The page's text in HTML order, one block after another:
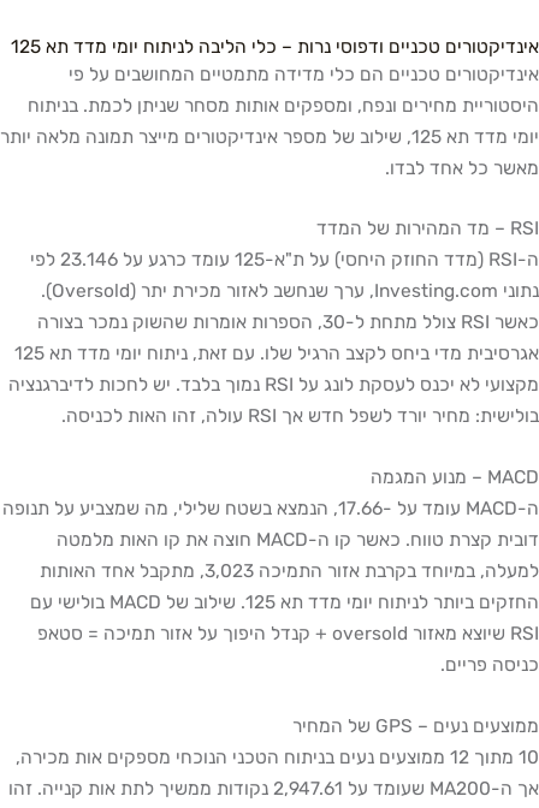
אינדיקטורים טכניים ודפוסי נרות – כלי הליבה לניתוח יומי מדד תא 125
אינדיקטורים טכניים הם כלי מדידה מתמטיים המחושבים על פי
היסטוריית מחירים ונפח, ומספקים אותות מסחר שניתן לכמת. בניתוח
יומי מדד תא 125, שילוב של מספר אינדיקטורים מייצר תמונה מלאה יותר
מאשר כל אחד לבדו.
RSI – מד המהירות של המדד
ה-RSI (מדד החוזק היחסי) על ת"א-125 עומד כרגע על 23.146 לפי
נתוני Investing.com, ערך שנחשב לאזור מכירת יתר (Oversold).
כאשר RSI צולל מתחת ל-30, הספרות אומרות שהשוק נמכר בצורה
אגרסיבית מדי ביחס לקצב הרגיל שלו. עם זאת, ניתוח יומי מדד תא 125
מקצועי לא יכנס לעסקת לונג על RSI נמוך בלבד. יש לחכות לדיברגנציה
בולישית: מחיר יורד לשפל חדש אך RSI עולה, זהו האות לכניסה.
MACD – מנוע המגמה
ה-MACD עומד על -17.66, הנמצא בשטח שלילי, מה שמצביע על תנופה
דובית קצרת טווח. כאשר קו ה-MACD חוצה את קו האות מלמטה
למעלה, במיוחד בקרבת אזור התמיכה 3,023, מתקבל אחד האותות
החזקים ביותר לניתוח יומי מדד תא 125. שילוב של MACD בולישי עם
RSI שיוצא מאזור oversold + קנדל היפוך על אזור תמיכה = סטאפ
כניסה פריים.
ממוצעים נעים – GPS של המחיר
10 מתוך 12 ממוצעים נעים בניתוח הטכני הנוכחי מספקים אות מכירה,
אך ה-MA200 שעומד על 2,947.61 נקודות ממשיך לתת אות קנייה. זהו